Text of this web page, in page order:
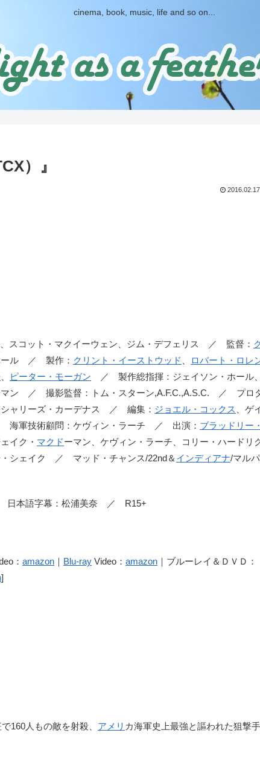
cinema, book, music, life and so on...
）』
2016.02.17
スコット・マクイーウェン、ジム・デフェリス ／ 監督：
ル ／ 製作： クリント・イーストウッド
ロバート・ロレ
ピーター・モーガン ／ 製作総指揮：ジェイソン・ホール、
マン ／ 撮影監督：トム・スターン,A.F.C.,A.S.C. ／ プロ
シャリーズ・カーデナス ／ 編集： ジョエル・コックス
、ゲ
軍技術顧問：ケヴィン・ラーチ ／ 出演： ブラッドリー・
イク・ マクドーマン、ケヴィン・ラーチ、コリー・ハードリ
・シェイク ／ マッド・チャンス/22nd＆ インディアナ/マルパ
本語字幕：松浦美奈 ／ R15+
： amazon ｜ Blu-ray Video： amazon ｜ブルーレイ＆ＤＶＤ：
]
160人もの敵を射殺、 アメリ カ海軍史上最強と謳われた狙撃手